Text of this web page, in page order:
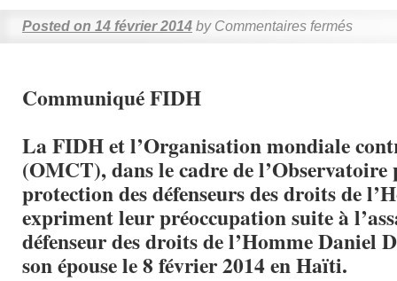
Posted on 14 février 2014 by Commentaires fermés
Communiqué FIDH
La FIDH et l’Organisation mondiale
(OMCT), dans le cadre de
protection des défenseurs des droits de
expriment leur préoccupation suite à
défenseur des droits de l’Homme Daniel
son épouse le 8 février 2014 en Haïti.